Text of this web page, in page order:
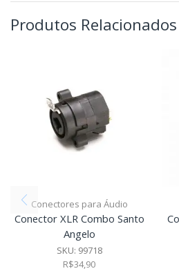
Produtos Relacionados
Conectores para Áudio
Conector XLR Combo Santo
Angelo
SKU: 99718
R$34,90